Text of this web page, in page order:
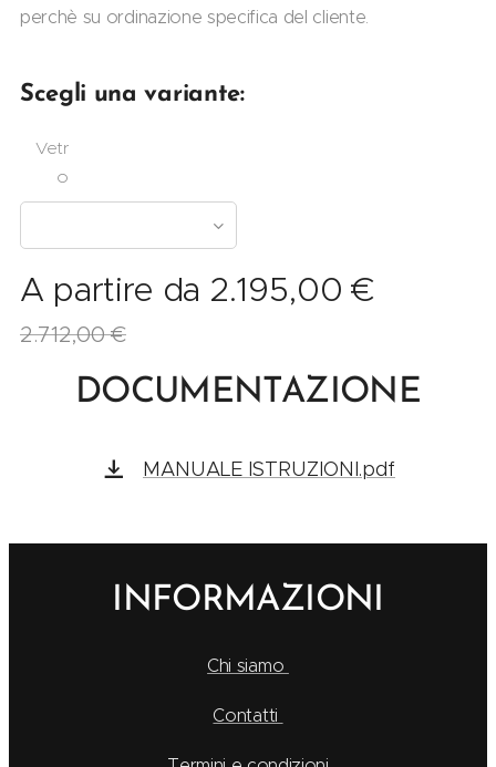
perchè su ordinazione specifica del cliente.
Scegli una variante:
Vetr
o
A partire da 2.195,00 €
2.712,00€
DOCUMENTAZIONE
MANUALE ISTRUZIONI.pdf
INFORMAZIONI
Chi siamo
Contatti